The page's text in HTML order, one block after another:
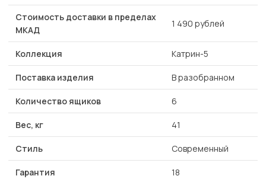
Стоимость доставки в пределах
МКАД
1 490 рублей
Коллекция Катрин-5
Поставка изделия В разобранном
Количество ящиков 6
Вес, кг 41
Стиль Современный
Гарантия 18